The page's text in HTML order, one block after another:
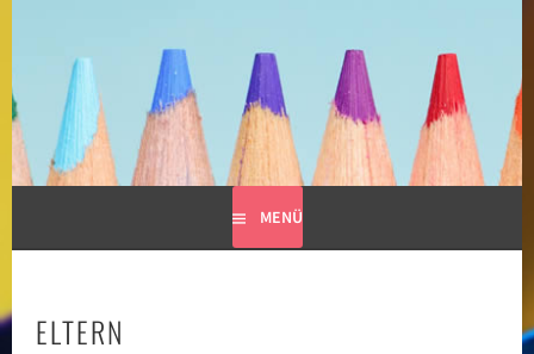
GRUNDSCHULE LIMESPARK
MENÜ
ELTERN